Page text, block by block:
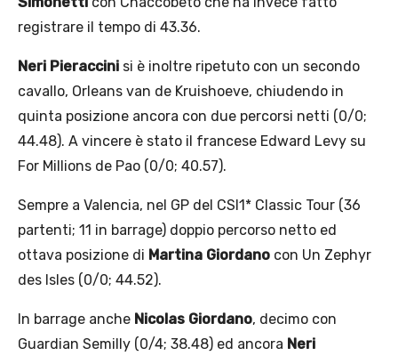
registrare il tempo di 43.36.
Neri Pieraccini si è inoltre ripetuto con un secondo
cavallo, Orleans van de Kruishoeve, chiudendo in
quinta posizione ancora con due percorsi netti (0/0;
44.48). A vincere è stato il francese Edward Levy su
For Millions de Pao (0/0; 40.57).
Sempre a Valencia, nel GP del CSI1* Classic Tour (36
partenti; 11 in barrage) doppio percorso netto ed
ottava posizione di Martina Giordano con Un Zephyr
des Isles (0/0; 44.52).
In barrage anche Nicolas Giordano, decimo con
Guardian Semilly (0/4; 38.48) ed ancora Neri